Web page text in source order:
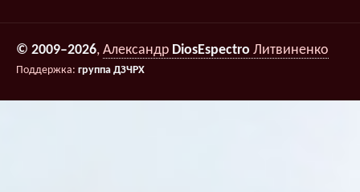
© 2009–2026, Александр DiosEspectro Литвиненко
Поддержка: группа ДЗЧРХ